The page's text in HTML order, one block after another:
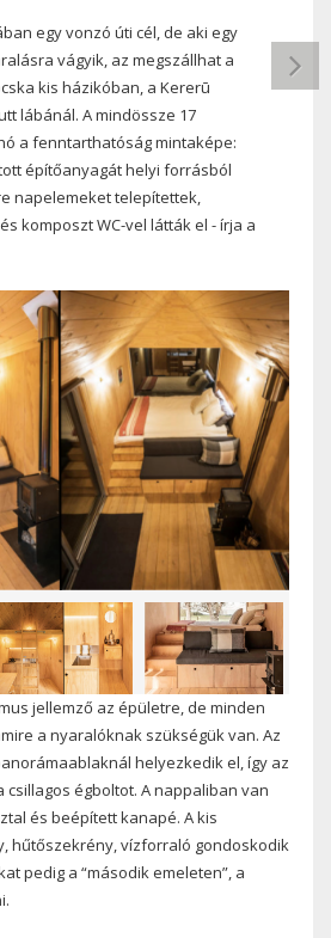
egy vonzó úti cél, de aki egy
vágyik, az megszállhat a
kis házikóban, a Kererū
lábánál. A mindössze 17
a fenntarthatóság mintaképe:
építőanyagát helyi forrásból
napelemeket telepítettek,
komposzt WC-vel látták el - írja a
jellemző az épületre, de minden
a nyaralóknak szükségük van. Az
helyezkedik el, így az
csillagos égboltot. A nappaliban van
és beépített kanapé. A kis
hűtőszekrény, vízforraló gondoskodik
pedig a “második emeleten”, a